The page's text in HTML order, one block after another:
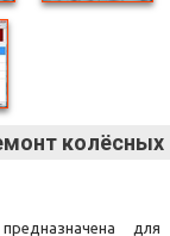
для